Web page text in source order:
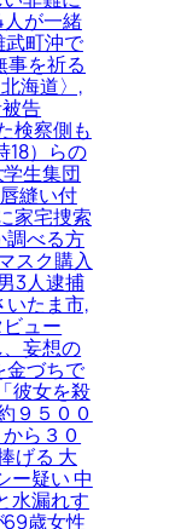
が一緒
武町沖で
事を祈る
海道〉,
告
検察側も
18）らの
生集団
縫い付
家宅捜索
調べる方
スク購入
3人逮捕
いたま市,
ュー
、妄想の
金づちで
彼女を殺
９５００
ら３０
げる 大
ー疑い 中
水漏れす
歳女性